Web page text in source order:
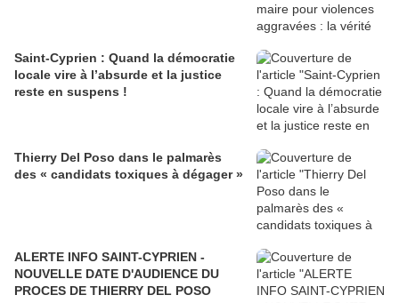
Saint-Cyprien : Quand la démocratie
locale vire à l’absurde et la justice
reste en suspens !
Thierry Del Poso dans le palmarès
des « candidats toxiques à dégager »
ALERTE INFO SAINT-CYPRIEN -
NOUVELLE DATE D'AUDIENCE DU
PROCES DE THIERRY DEL POSO